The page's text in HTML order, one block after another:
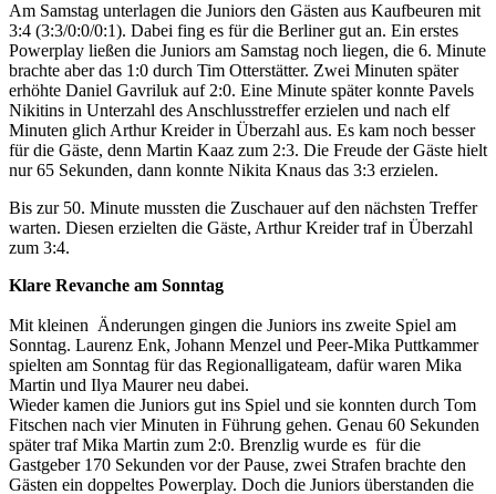
Am Samstag unterlagen die Juniors den Gästen aus Kaufbeuren mit
3:4 (3:3/0:0/0:1). Dabei fing es für die Berliner gut an. Ein erstes
Powerplay ließen die Juniors am Samstag noch liegen, die 6. Minute
brachte aber das 1:0 durch Tim Otterstätter. Zwei Minuten später
erhöhte Daniel Gavriluk auf 2:0. Eine Minute später konnte Pavels
Nikitins in Unterzahl des Anschlusstreffer erzielen und nach elf
Minuten glich Arthur Kreider in Überzahl aus. Es kam noch besser
für die Gäste, denn Martin Kaaz zum 2:3. Die Freude der Gäste hielt
nur 65 Sekunden, dann konnte Nikita Knaus das 3:3 erzielen.
Bis zur 50. Minute mussten die Zuschauer auf den nächsten Treffer
warten. Diesen erzielten die Gäste, Arthur Kreider traf in Überzahl
zum 3:4.
Klare Revanche am Sonntag
Mit kleinen Änderungen gingen die Juniors ins zweite Spiel am
Sonntag. Laurenz Enk, Johann Menzel und Peer-Mika Puttkammer
spielten am Sonntag für das Regionalligateam, dafür waren Mika
Martin und Ilya Maurer neu dabei.
Wieder kamen die Juniors gut ins Spiel und sie konnten durch Tom
Fitschen nach vier Minuten in Führung gehen. Genau 60 Sekunden
später traf Mika Martin zum 2:0. Brenzlig wurde es für die
Gastgeber 170 Sekunden vor der Pause, zwei Strafen brachte den
Gästen ein doppeltes Powerplay. Doch die Juniors überstanden die